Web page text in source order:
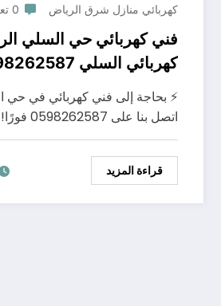
كهربائي منازل شرق الرياض 0 تعليقات
فني كهربائي حي السلي
كهربائي السلي 0598262587 ⚡
⚡ بحاجة إلى فني كهربائي في حي
اتصل بنا على 0598262587 فورًا! نحن…
قراءة المزيد